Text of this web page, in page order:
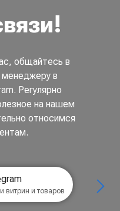
общайтесь в
менеджеру в
Регулярно
на нашем
относимся
витрин и товаров